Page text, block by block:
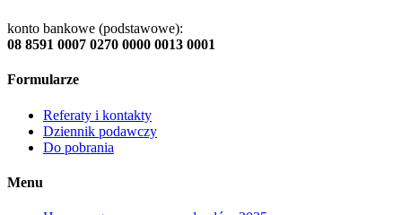
konto bankowe (podstawowe):
08 8591 0007 0270 0000 0013 0001
Formularze
Referaty i kontakty
Dziennik podawczy
Do pobrania
Menu